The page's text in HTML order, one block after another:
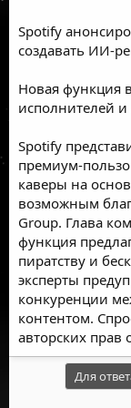
Spotify
создавать ИИ-
Новая функция
исполнителей и
Spotify
премиум-
каверы на
возможным
Group. Глава
функция
пиратству и
эксперты
конкуренции
контентом.
авторских
Для